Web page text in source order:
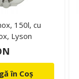
150l, cu
Lyson
în Coș